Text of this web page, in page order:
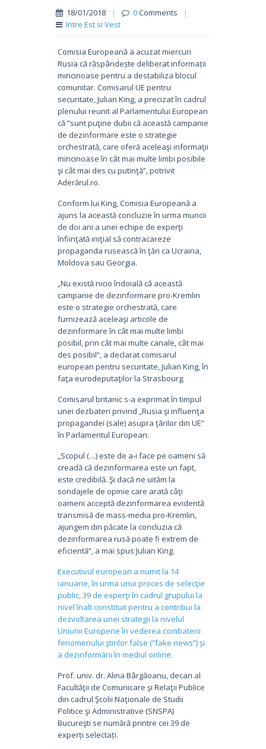
18/01/2018 | 0Comments
|
Intre Est si Vest
Comisia Europeană a acuzat miercuri
Rusia că răspândește deliberat informații
mincinoase pentru a destabiliza blocul
comunitar. Comisarul UE pentru
securitate, Julian King, a precizat în cadrul
plenului reunit al Parlamentului European
că ”sunt puţine dubii că această campanie
de dezinformare este o strategie
orchestrată, care oferă aceleaşi informaţii
mincinoase în cât mai multe limbi posibile
şi cât mai des cu putinţă”, potrivit
Aderărul.ro.
Conform lui King, Comisia Europeană a
ajuns la această concluzie în urma muncii
de doi ani a unei echipe de experţi
înfiinţată iniţial să contracareze
propaganda rusească în ţări ca Ucraina,
Moldova sau Georgia.
„Nu există nicio îndoială că această
campanie de dezinformare pro-Kremlin
este o strategie orchestrată, care
furnizează aceleaşi articole de
dezinformare în cât mai multe limbi
posibil, prin cât mai multe canale, cât mai
des posibil“, a declarat comisarul
european pentru securitate, Julian King, în
faţa eurodeputaţilor la Strasbourg.
Comisarul britanic s-a exprimat în timpul
unei dezbateri privind „Rusia şi influenţa
propagandei (sale) asupra ţărilor din UE“
în Parlamentul European.
„Scopul (…) este de a-i face pe oameni să
creadă că dezinformarea este un fapt,
este credibilă. Şi dacă ne uităm la
sondajele de opinie care arată câţi
oameni acceptă dezinformarea evidentă
transmisă de mass-media pro-Kremlin,
ajungem din păcate la concluzia că
dezinformarea rusă poate fi extrem de
eficientă“, a mai spus Julian King.
Executivul european a numit la 14
ianuarie, în urma unui proces de selecţie
public, 39 de experţi în cadrul grupului la
nivel înalt constituit pentru a contribui la
dezvoltarea unei strategii la nivelul
Uniunii Europene în vederea combaterii
fenomenului ştirilor false (”fake news”) şi
a dezinformării în mediul online.
Prof. univ. dr. Alina Bârgăoanu, decan al
Facultăţii de Comunicare şi Relaţii Publice
din cadrul Şcolii Naţionale de Studii
Politice şi Administrative (SNSPA)
Bucureşti se numără printre cei 39 de
experți selectați.